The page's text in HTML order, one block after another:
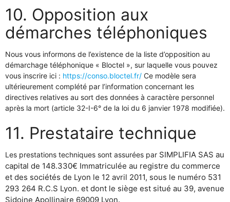
10. Opposition aux
démarches téléphoniques
Nous vous informons de l’existence de la liste d’opposition au
démarchage téléphonique « Bloctel », sur laquelle vous pouvez
vous inscrire ici : https://conso.bloctel.fr/ Ce modèle sera
ultérieurement complété par l’information concernant les
directives relatives au sort des données à caractère personnel
après la mort (article 32-I-6° de la loi du 6 janvier 1978 modifiée).
11. Prestataire technique
Les prestations techniques sont assurées par SIMPLIFIA SAS au
capital de 148.330€ Immatriculée au registre du commerce
et des sociétés de Lyon le 12 avril 2011, sous le numéro 531
293 264 R.C.S Lyon. et dont le siège est situé au 39, avenue
Sidoine Apollinaire 69009 Lyon.